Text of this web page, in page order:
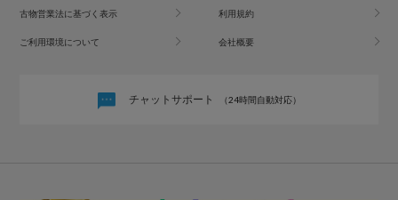
古物営業法に基づく表示 利用規約
ご利用環境について 会社概要
チャットサポート （24時間自動対応）